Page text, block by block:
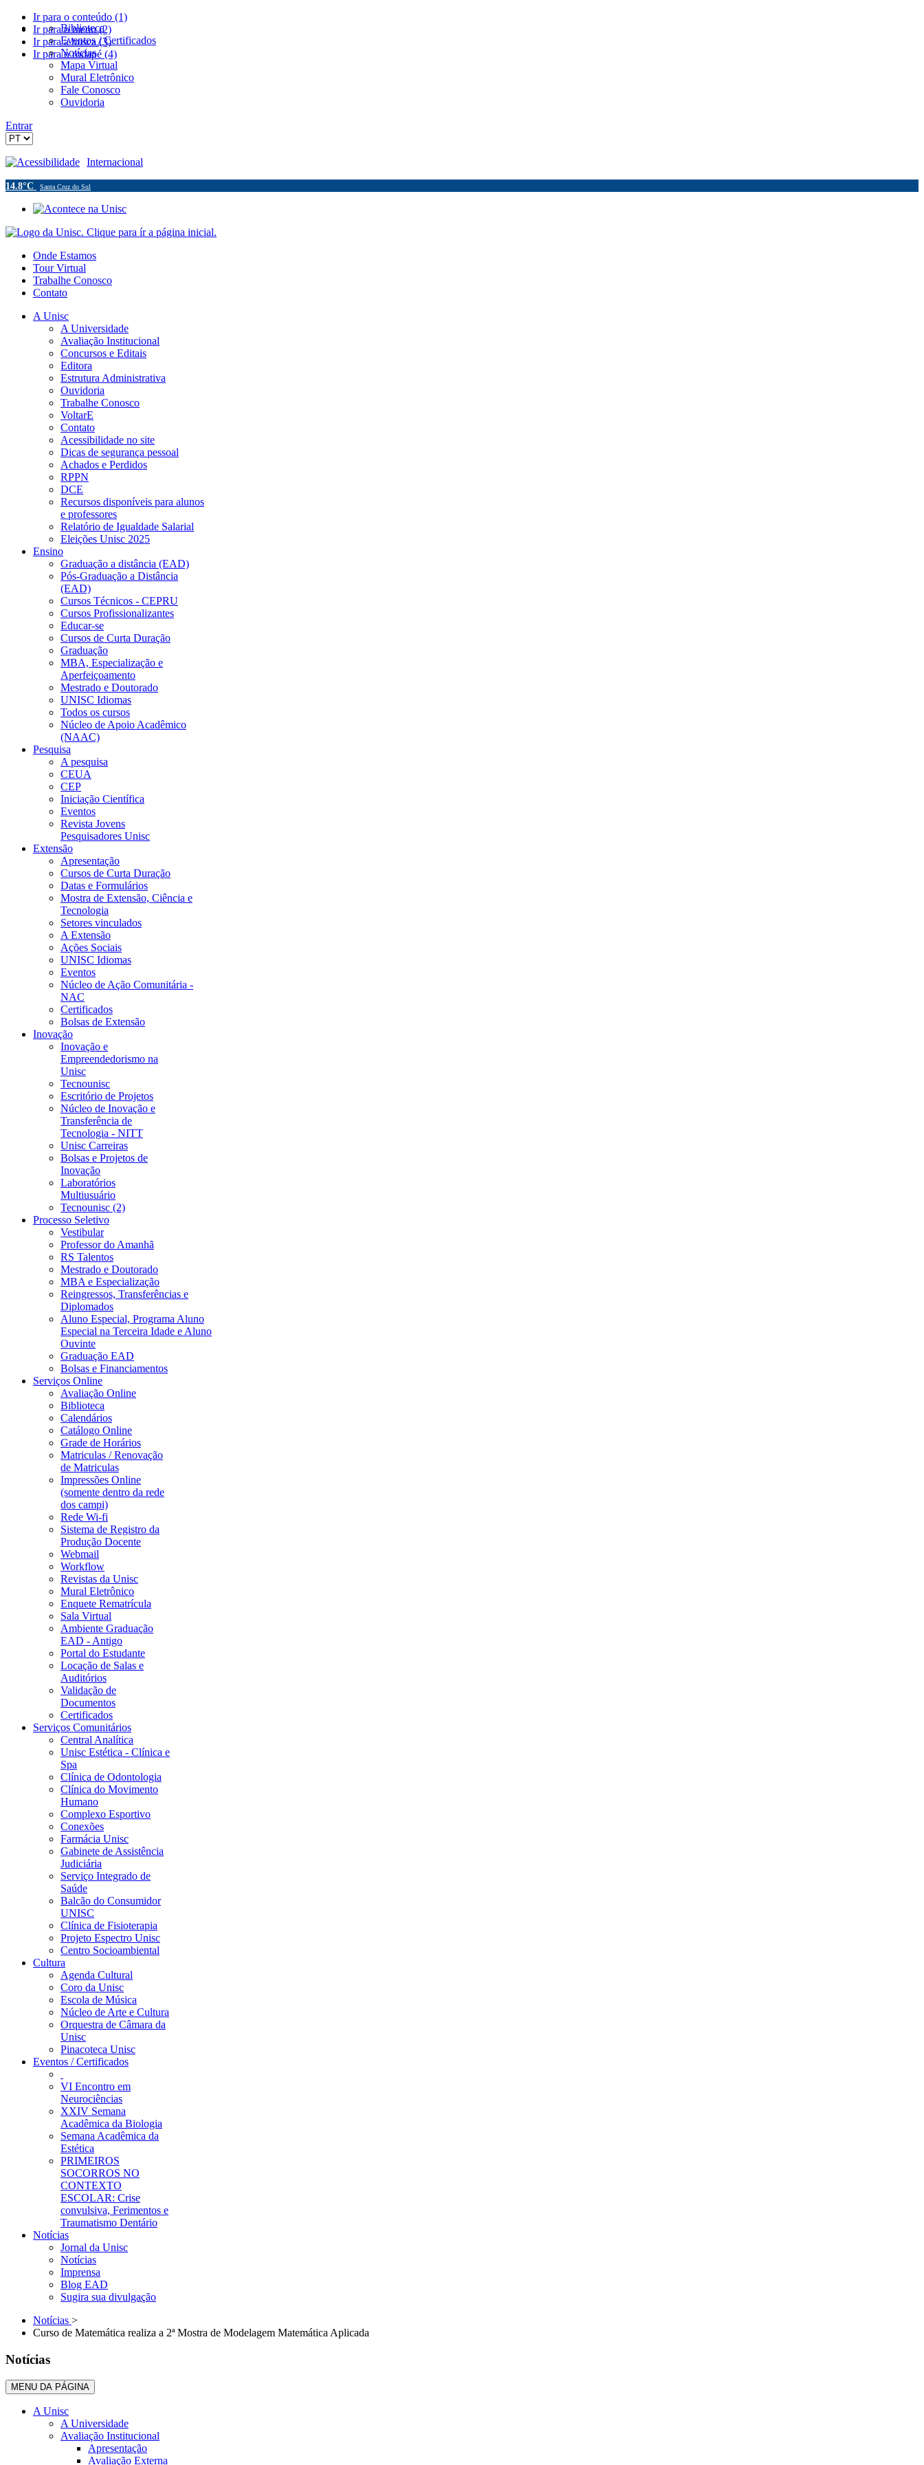
Ir para o conteúdo (1)
Ir para o menu (2)
Ir para a busca (3)
Ir para o rodapé (4)
Biblioteca
Eventos / Certificados
Notícias
Mapa Virtual
Mural Eletrônico
Fale Conosco
Ouvidoria
Entrar
Acessibilidade Internacional
14.8°C Santa Cruz do Sul
Onde Estamos
Tour Virtual
Trabalhe Conosco
Contato
A Unisc
A Universidade
Avaliação Institucional
Concursos e Editais
Editora
Estrutura Administrativa
Ouvidoria
Trabalhe Conosco
VoltarE
Contato
Acessibilidade no site
Dicas de segurança pessoal
Achados e Perdidos
RPPN
DCE
Recursos disponíveis para alunos
e professores
Relatório de Igualdade Salarial
Eleições Unisc 2025
Ensino
Graduação a distância (EAD)
Pós-Graduação a Distância
(EAD)
Cursos Técnicos - CEPRU
Cursos Profissionalizantes
Educar-se
Cursos de Curta Duração
Graduação
MBA, Especialização e
Aperfeiçoamento
Mestrado e Doutorado
UNISC Idiomas
Todos os cursos
Núcleo de Apoio Acadêmico
(NAAC)
Pesquisa
A pesquisa
CEUA
CEP
Iniciação Científica
Eventos
Revista Jovens
Pesquisadores Unisc
Extensão
Apresentação
Cursos de Curta Duração
Datas e Formulários
Mostra de Extensão, Ciência e
Tecnologia
Setores vinculados
A Extensão
Ações Sociais
UNISC Idiomas
Eventos
Núcleo de Ação Comunitária -
NAC
Certificados
Bolsas de Extensão
Inovação
Inovação e
Empreendedorismo na
Unisc
Tecnounisc
Escritório de Projetos
Núcleo de Inovação e
Transferência de
Tecnologia - NITT
Unisc Carreiras
Bolsas e Projetos de
Inovação
Laboratórios
Multiusuário
Tecnounisc (2)
Processo Seletivo
Vestibular
Professor do Amanhã
RS Talentos
Mestrado e Doutorado
MBA e Especialização
Reingressos, Transferências e
Diplomados
Aluno Especial, Programa Aluno
Especial na Terceira Idade e Aluno
Ouvinte
Graduação EAD
Bolsas e Financiamentos
Serviços Online
Avaliação Online
Biblioteca
Calendários
Catálogo Online
Grade de Horários
Matriculas / Renovação
de Matriculas
Impressões Online
(somente dentro da rede
dos campi)
Rede Wi-fi
Sistema de Registro da
Produção Docente
Webmail
Workflow
Revistas da Unisc
Mural Eletrônico
Enquete Rematrícula
Sala Virtual
Ambiente Graduação
EAD - Antigo
Portal do Estudante
Locação de Salas e
Auditórios
Validação de
Documentos
Certificados
Serviços Comunitários
Central Analítica
Unisc Estética - Clínica e
Spa
Clínica de Odontologia
Clínica do Movimento
Humano
Complexo Esportivo
Conexões
Farmácia Unisc
Gabinete de Assistência
Judiciária
Serviço Integrado de
Saúde
Balcão do Consumidor
UNISC
Clínica de Fisioterapia
Projeto Espectro Unisc
Centro Socioambiental
Cultura
Agenda Cultural
Coro da Unisc
Escola de Música
Núcleo de Arte e Cultura
Orquestra de Câmara da
Unisc
Pinacoteca Unisc
Eventos / Certificados
VI Encontro em
Neurociências
XXIV Semana
Acadêmica da Biologia
Semana Acadêmica da
Estética
PRIMEIROS
SOCORROS NO
CONTEXTO
ESCOLAR: Crise
convulsiva, Ferimentos e
Traumatismo Dentário
Notícias
Jornal da Unisc
Notícias
Imprensa
Blog EAD
Sugira sua divulgação
Notícias >
Curso de Matemática realiza a 2ª Mostra de Modelagem Matemática Aplicada
Notícias
MENU DA PÁGINA
A Unisc
A Universidade
Avaliação Institucional
Apresentação
Avaliação Externa